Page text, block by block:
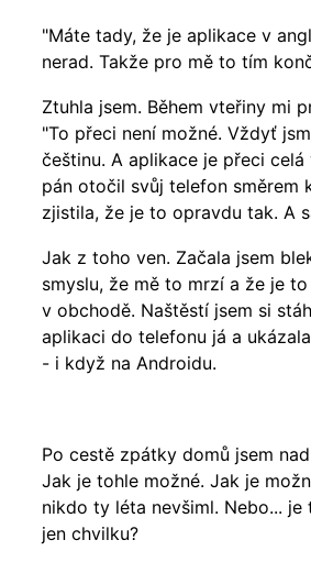
"Máte tady, že je aplikace v
nerad. Takže pro mě to tím
Ztuhla jsem. Během vteřiny mi
"To přeci není možné. Vždyť
češtinu. A aplikace je přeci celá
pán otočil svůj telefon směrem
zjistila, že je to opravdu tak. A
Jak z toho ven. Začala jsem
smyslu, že mě to mrzí a že je
v obchodě. Naštěstí jsem si
aplikaci do telefonu já a
- i když na Androidu.
Po cestě zpátky domů jsem
Jak je tohle možné. Jak je
nikdo ty léta nevšiml. Nebo...
jen chvilku?